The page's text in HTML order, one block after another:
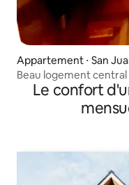
Appartement ⋅ San
Beau logement
Le confort